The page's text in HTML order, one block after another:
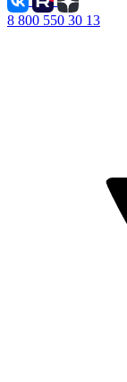
8 800 550 30 13